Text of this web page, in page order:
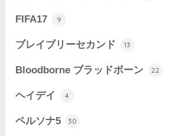
FIFA17 9
ブレイブリーセカンド 13
Bloodborne ブラッドボーン 22
ヘイデイ 4
ペルソナ5 30